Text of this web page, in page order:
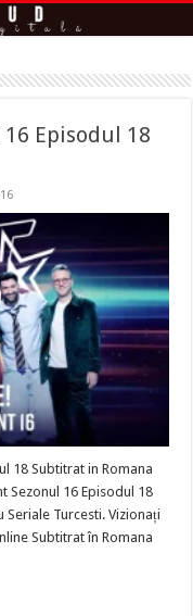
Episodul 18
18 Subtitrat in Romana
Sezonul 16 Episodul 18
Seriale Turcesti. Vizionați
Subtitrat în Romana